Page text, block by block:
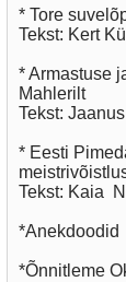
* Tore
Tekst: Kert
* Armastuse
Mahlerilt
Tekst:
* Eesti
Tekst: Kaia
*Anekdoodid
*Õnnitleme